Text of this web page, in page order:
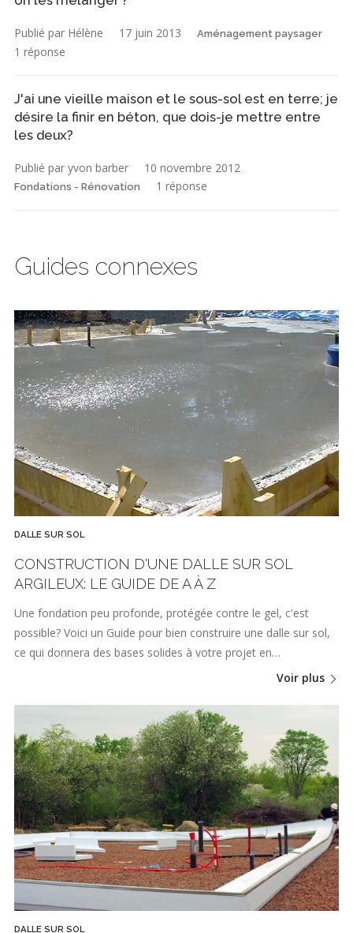
Publié par Hélène 17 juin 2013 Aménagement paysager
1 réponse
J'ai une vieille maison et le sous-sol est en terre; je
désire la finir en béton, que dois-je mettre entre
les deux?
Publié par yvon barber 10 novembre 2012
Fondations - Rénovation 1 réponse
Guides connexes
DALLE SUR SOL
CONSTRUCTION D'UNE DALLE SUR SOL
ARGILEUX: LE GUIDE DE A À Z
Une fondation peu profonde, protégée contre le gel, c'est
possible? Voici un Guide pour bien construire une dalle sur sol,
ce qui donnera des bases solides à votre projet en…
Voir plus
DALLE SUR SOL